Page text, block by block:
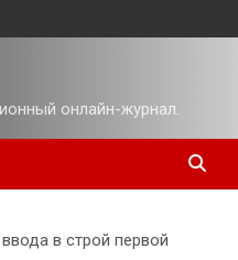
онлайн-журнал.
в строй первой